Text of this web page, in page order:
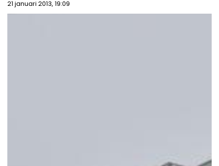
21 januari 2013, 19:09